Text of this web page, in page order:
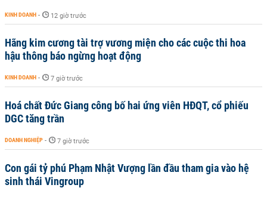
KINH DOANH - 12 giờ trước
Hãng kim cương tài trợ vương miện cho các cuộc thi hoa
hậu thông báo ngừng hoạt động
KINH DOANH - 7 giờ trước
Hoá chất Đức Giang công bố hai ứng viên HĐQT, cổ phiếu
DGC tăng trần
DOANH NGHIỆP - 7 giờ trước
Con gái tỷ phú Phạm Nhật Vượng lần đầu tham gia vào hệ
sinh thái Vingroup